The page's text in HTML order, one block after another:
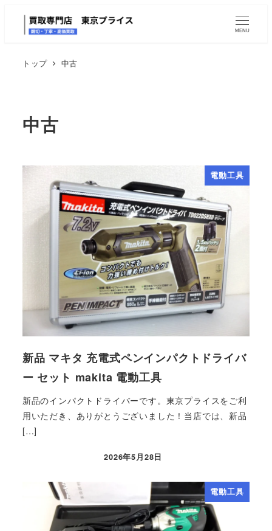
MENU
トップ 中古
中古
電動工具
新品 マキタ 充電式ペンインパクトドライバ
ー セット makita 電動工具
新品のインパクトドライバーです。東京プライスをご利
用いただき、ありがとうございました！当店では、新品
[…]
2026年5月28日
電動工具